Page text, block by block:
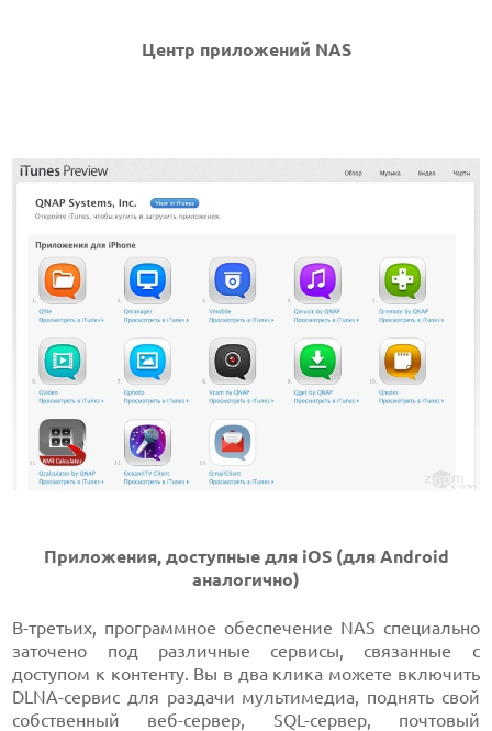
Центр приложений NAS
Приложения, доступные для iOS (для Android
аналогично)
В-третьих, программное обеспечение NAS специально
заточено под различные сервисы, связанные с
доступом к контенту. Вы в два клика можете включить
DLNA-сервис для раздачи мультимедиа, поднять свой
собственный веб-сервер, SQL-сервер, почтовый